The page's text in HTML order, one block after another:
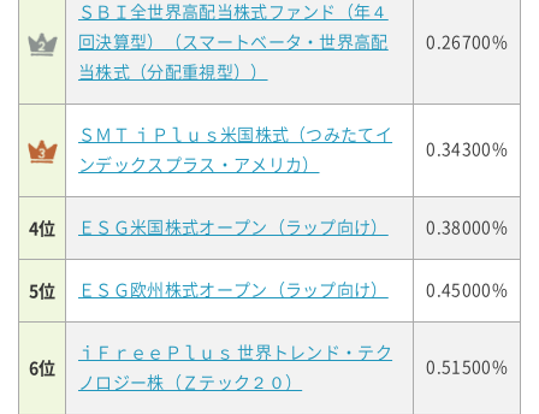
ＳＢＩ全世界高配当株式ファンド（年４
回決算型）（スマートベータ・世界高配
当株式（分配重視型））
0.26700%
ＳＭＴ ｉＰｌｕｓ米国株式（つみたてイ
ンデックスプラス・アメリカ）
0.34300%
4位 ＥＳＧ米国株式オープン（ラップ向け） 0.38000%
5位 ＥＳＧ欧州株式オープン（ラップ向け） 0.45000%
6位
ｉＦｒｅｅＰｌｕｓ 世界トレンド・テク
ノロジー株（Ｚテック２０）
0.51500%